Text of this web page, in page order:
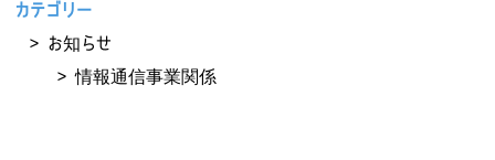
カテゴリー
お知らせ
情報通信事業関係